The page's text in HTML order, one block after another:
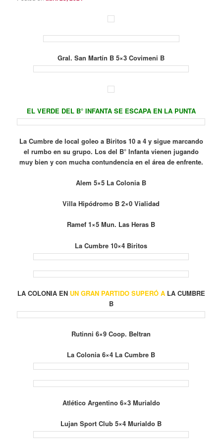
Gral. San Martín B 5×3 Covimeni B
EL VERDE DEL B° INFANTA SE ESCAPA EN LA PUNTA
La Cumbre de local goleo a Biritos 10 a 4 y sigue marcando
el rumbo en su grupo. Los del B° Infanta vienen jugando
muy bien y con mucha contundencia en el área de enfrente.
Alem 5×5 La Colonia B
Villa Hipódromo B 2×0 Vialidad
Ramef 1×5 Mun. Las Heras B
La Cumbre 10×4 Biritos
LA COLONIA EN UN GRAN PARTIDO SUPERÓ ALA CUMBRE
B
Rutinni 6×9 Coop. Beltran
La Colonia 6×4 La Cumbre B
Atlético Argentino 6×3 Murialdo
Lujan Sport Club 5×4 Murialdo B